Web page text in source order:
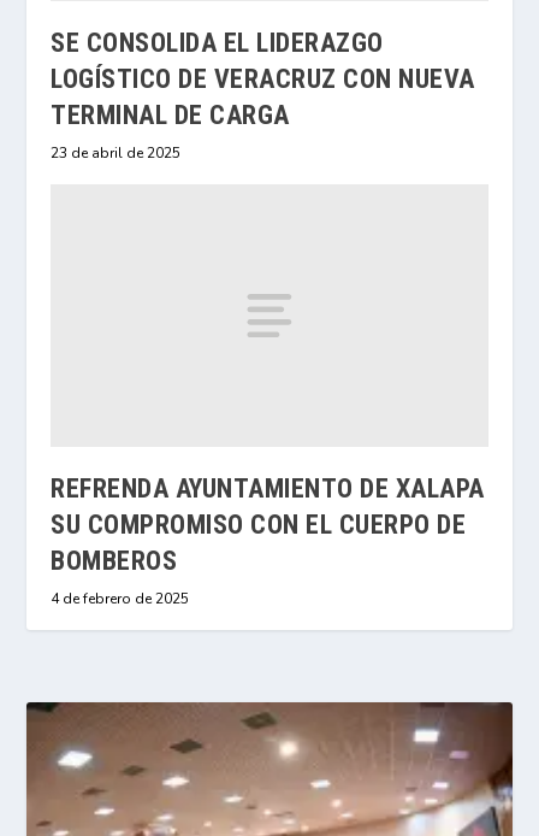
SE CONSOLIDA EL LIDERAZGO
LOGÍSTICO DE VERACRUZ CON NUEVA
TERMINAL DE CARGA
23 de abril de 2025
REFRENDA AYUNTAMIENTO DE XALAPA
SU COMPROMISO CON EL CUERPO DE
BOMBEROS
4 de febrero de 2025